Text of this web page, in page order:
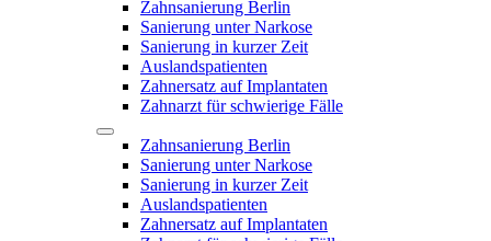
Zahnsanierung Berlin
Sanierung unter Narkose
Sanierung in kurzer Zeit
Auslandspatienten
Zahnersatz auf Implantaten
Zahnarzt für schwierige Fälle
Zahnsanierung Berlin
Sanierung unter Narkose
Sanierung in kurzer Zeit
Auslandspatienten
Zahnersatz auf Implantaten